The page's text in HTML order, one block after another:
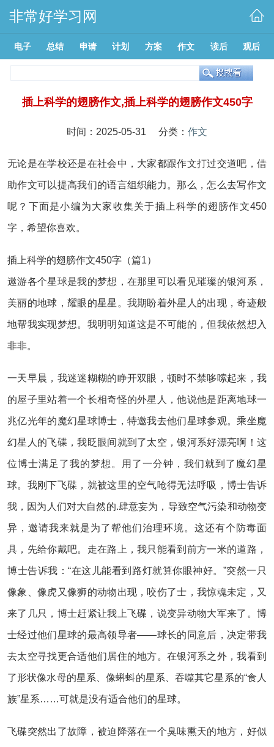
非常好学习网
电子 总结 申请 计划 方案 作文 读后 观后
插上科学的翅膀作文,插上科学的翅膀作文450字
时间：2025-05-31 分类： 作文
无论是在学校还是在社会中，大家都跟作文打过交道吧，借
助作文可以提高我们的语言组织能力。那么，怎么去写作文
呢？下面是小编为大家收集关于插上科学的翅膀作文450
字，希望你喜欢。
插上科学的翅膀作文450字（篇1）
遨游各个星球是我的梦想，在那里可以看见璀璨的银河系，
美丽的地球，耀眼的星星。我期盼着外星人的出现，奇迹般
地帮我实现梦想。我明明知道这是不可能的，但我依然想入
非非。
一天早晨，我迷迷糊糊的睁开双眼，顿时不禁哆嗦起来，我
的屋子里站着一个长相奇怪的外星人，他说他是距离地球一
兆亿光年的魔幻星球博士，特邀我去他们星球参观。乘坐魔
幻星人的飞碟，我眨眼间就到了太空，银河系好漂亮啊！这
位博士满足了我的梦想。用了一分钟，我们就到了魔幻星
球。我刚下飞碟，就被这里的空气呛得无法呼吸，博士告诉
我，因为人们对大自然的.肆意妄为，导致空气污染和动物变
异，邀请我来就是为了帮他们治理环境。这还有个防毒面
具，先给你戴吧。走在路上，我只能看到前方一米的道路，
博士告诉我：“在这儿能看到路灯就算你眼神好。”突然一只
像象、像虎又像狮的动物出现，咬伤了士，我惊魂未定，又
来了几只，博士赶紧让我上飞碟，说变异动物大军来了。博
士经过他们星球的最高领导者――球长的同意后，决定带我
去太空寻找更合适他们居住的地方。在银河系之外，我看到
了形状像水母的星系、像蝌蚪的星系、吞噬其它星系的“食人
族”星系……可就是没有适合他们的星球。
飞碟突然出了故障，被迫降落在一个臭味熏天的地方，好似